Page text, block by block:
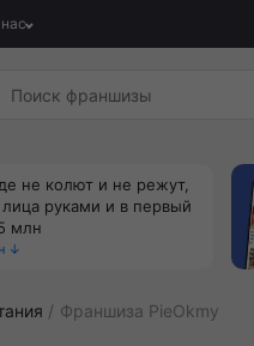
не колют и не режут,
руками и в первый
млн
↓
Франшиза PieOkmy